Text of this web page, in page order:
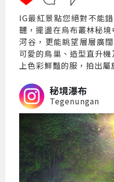
IG最紅景點您絕對不能
韆，擺盪在烏布叢林秘
河谷，更能眺望層層廣
可愛的鳥巢、造型直升
上色彩鮮豔的服，拍出
秘境瀑布
Tegenungan